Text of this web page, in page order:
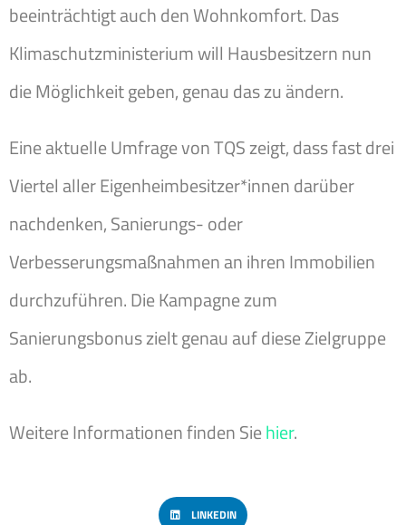
beeinträchtigt auch den Wohnkomfort. Das
Klimaschutzministerium will Hausbesitzern nun
die Möglichkeit geben, genau das zu ändern.
Eine aktuelle Umfrage von TQS zeigt, dass fast drei
Viertel aller Eigenheimbesitzer*innen darüber
nachdenken, Sanierungs- oder
Verbesserungsmaßnahmen an ihren Immobilien
durchzuführen. Die Kampagne zum
Sanierungsbonus zielt genau auf diese Zielgruppe
ab.
Weitere Informationen finden Siehier.
LINKEDIN